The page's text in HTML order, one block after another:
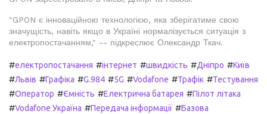
"GPON є інноваційною технологією, яка зберігатиме свою
значущість, навіть якщо в Україні нормалізується ситуація з
електропостачанням," -- підкреслює Олександр Ткач.
#електропостачання #інтернет #швидкість #Дніпро #Київ
#Львів #Графіка #G.984 #5G #Vodafone #Трафік #Тестування
#Оператор #Ємність #Електрична батарея #Пілот літака
#Vodafone Україна #Передача інформації #Базова